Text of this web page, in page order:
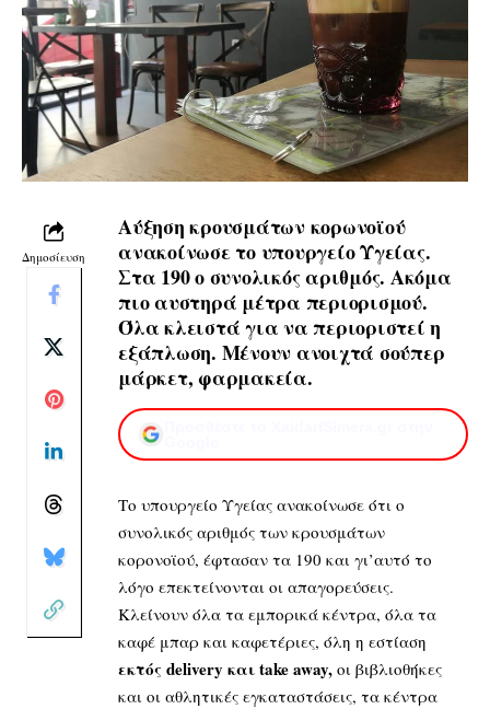
Δημοσίευση
Αύξηση κρουσμάτων κορωνοϊού
ανακοίνωσε το υπουργείο Υγείας.
Στα 190 ο συνολικός αριθμός. Ακόμα
πιο αυστηρά μέτρα περιορισμού.
Όλα κλειστά για να περιοριστεί η
εξάπλωση. Μένουν ανοιχτά σούπερ
μάρκετ, φαρμακεία.
Το υπουργείο Υγείας ανακοίνωσε ότι ο
συνολικός αριθμός των κρουσμάτων
κορονοϊού, έφτασαν τα 190 και γι’αυτό το
λόγο επεκτείνονται οι απαγορεύσεις.
Κλείνουν όλα τα εμπορικά κέντρα, όλα τα
καφέ μπαρ και καφετέριες, όλη η εστίαση
εκτός delivery και take away, οι βιβλιοθήκες
και οι αθλητικές εγκαταστάσεις, τα κέντρα